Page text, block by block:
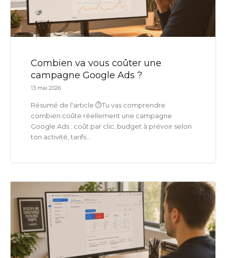
Combien va vous coûter une
campagne Google Ads ?
13 mai 2026
Résumé de l'article ⏱️Tu vas comprendre
combien coûte réellement une campagne
Google Ads : coût par clic, budget à prévoir selon
ton activité, tarifs...